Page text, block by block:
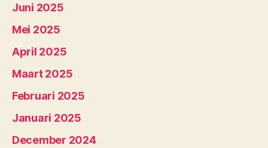
Juni 2025
Mei 2025
April 2025
Maart 2025
Februari 2025
Januari 2025
December 2024